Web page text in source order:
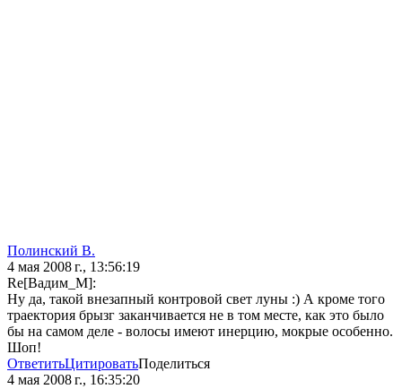
Полинский В.
4 мая 2008 г., 13:56:19
Re[Вадим_М]:
Ну да, такой внезапный контровой свет луны :) А кроме того
траектория брызг заканчивается не в том месте, как это было
бы на самом деле - волосы имеют инерцию, мокрые особенно.
Шоп!
ОтветитьЦитироватьПоделиться
4 мая 2008 г., 16:35:20